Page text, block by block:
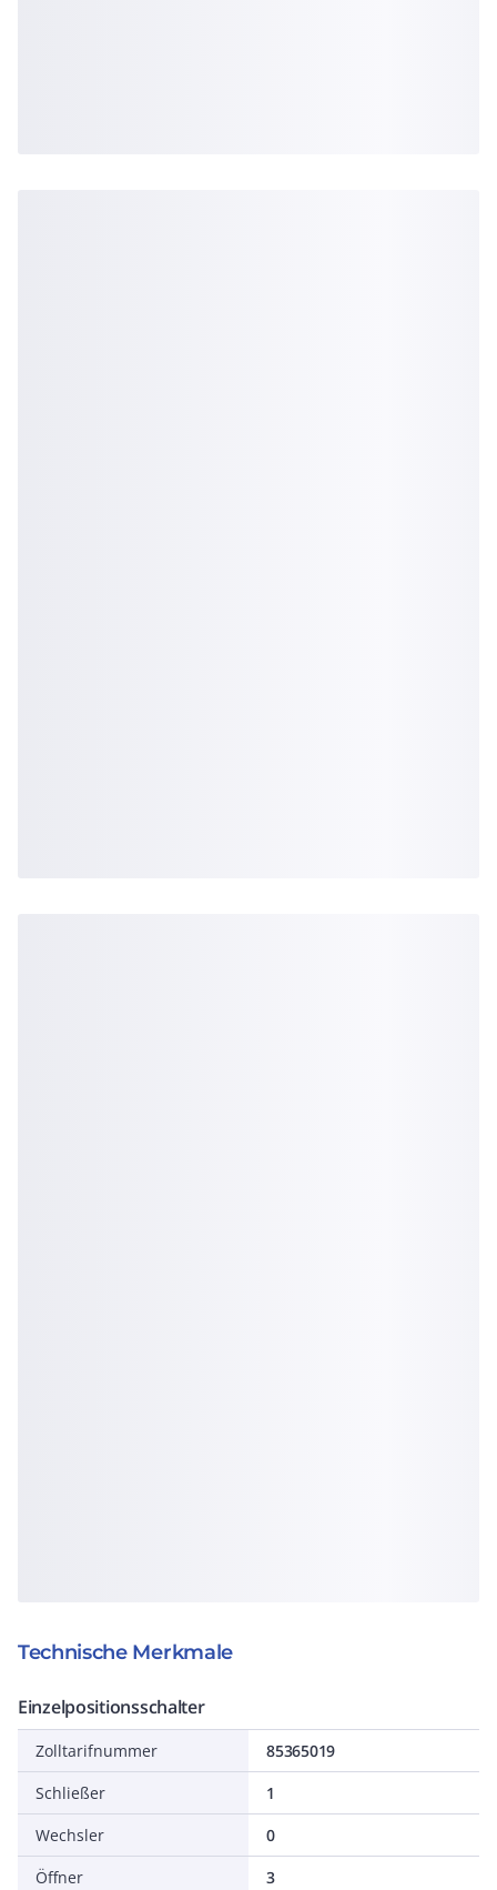
Technische Merkmale
Einzelpositionsschalter
Zolltarifnummer
85365019
Schließer
1
Wechsler
0
Öffner
3